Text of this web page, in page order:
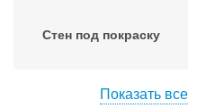
Стен под покраску
Показать все